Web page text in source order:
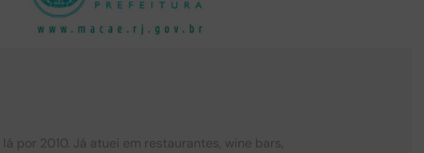
por 2010. Já atuei em restaurantes, wine bars,